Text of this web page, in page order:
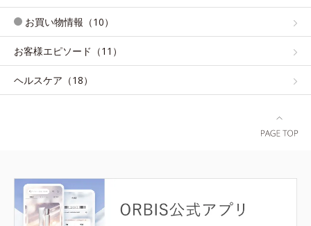
お買い物情報（10）
お客様エピソード（11）
ヘルスケア（18）